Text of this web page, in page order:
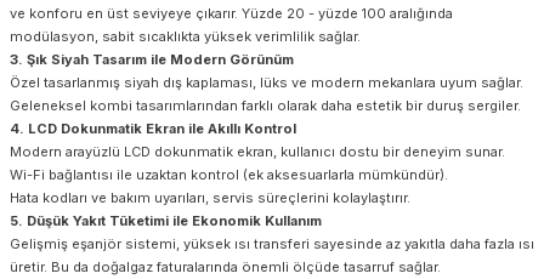
ve konforu en üst seviyeye çıkarır. Yüzde 20 - yüzde 100 aralığında
modülasyon, sabit sıcaklıkta yüksek verimlilik sağlar.
3. Şık Siyah Tasarım ile Modern Görünüm
Özel tasarlanmış siyah dış kaplaması, lüks ve modern mekanlara uyum sağlar.
Geleneksel kombi tasarımlarından farklı olarak daha estetik bir duruş sergiler.
4. LCD Dokunmatik Ekran ile Akıllı Kontrol
Modern arayüzlü LCD dokunmatik ekran, kullanıcı dostu bir deneyim sunar.
Wi-Fi bağlantısı ile uzaktan kontrol (ek aksesuarlarla mümkündür).
Hata kodları ve bakım uyarıları, servis süreçlerini kolaylaştırır.
5. Düşük Yakıt Tüketimi ile Ekonomik Kullanım
Gelişmiş eşanjör sistemi, yüksek ısı transferi sayesinde az yakıtla daha fazla ısı
üretir. Bu da doğalgaz faturalarında önemli ölçüde tasarruf sağlar.